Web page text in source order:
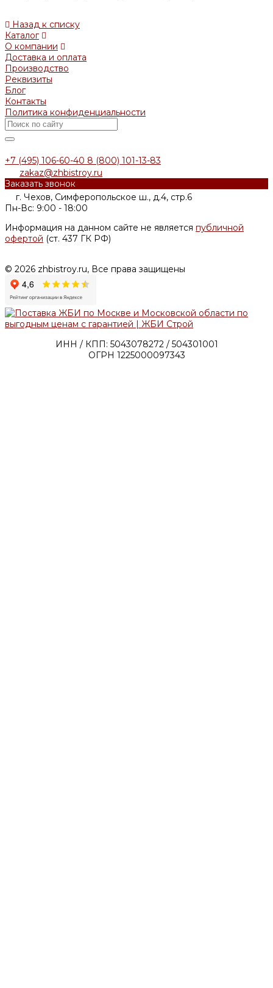
Назад к списку
Каталог
О компании
Доставка и оплата
Производство
Реквизиты
Блог
Контакты
Политика конфиденциальности
+7 (495) 106-60-40 8 (800) 101-13-83
zakaz@zhbistroy.ru
Заказать звонок
г. Чехов, Симферопольское ш., д.4, стр.6
Пн-Вс: 9:00 - 18:00
Информация на данном сайте не является публичной
офертой (ст. 437 ГК РФ)
© 2026 zhbistroy.ru, Все права защищены
ИНН / КПП: 5043078272 / 504301001
ОГРН 1225000097343